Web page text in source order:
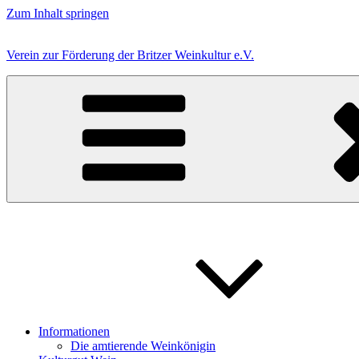
Zum Inhalt springen
Verein zur Förderung der Britzer Weinkultur e.V.
Informationen
Die amtierende Weinkönigin